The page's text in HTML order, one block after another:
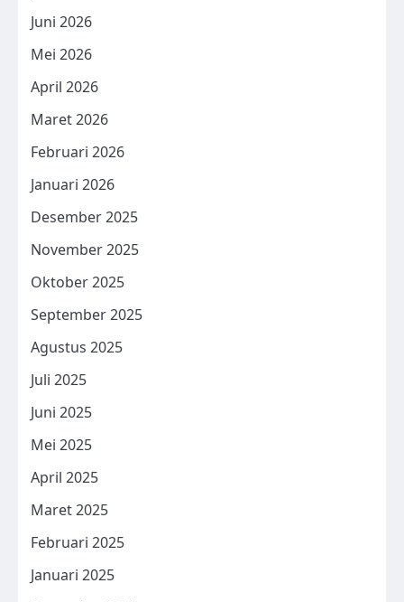
Juni 2026
Mei 2026
April 2026
Maret 2026
Februari 2026
Januari 2026
Desember 2025
November 2025
Oktober 2025
September 2025
Agustus 2025
Juli 2025
Juni 2025
Mei 2025
April 2025
Maret 2025
Februari 2025
Januari 2025